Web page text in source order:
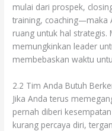
mulai dari prospek,
training, coaching—maka
ruang untuk hal
memungkinkan leader
membebaskan waktu
2.2 Tim Anda Butuh
Jika Anda terus
pernah diberi
kurang percaya diri,